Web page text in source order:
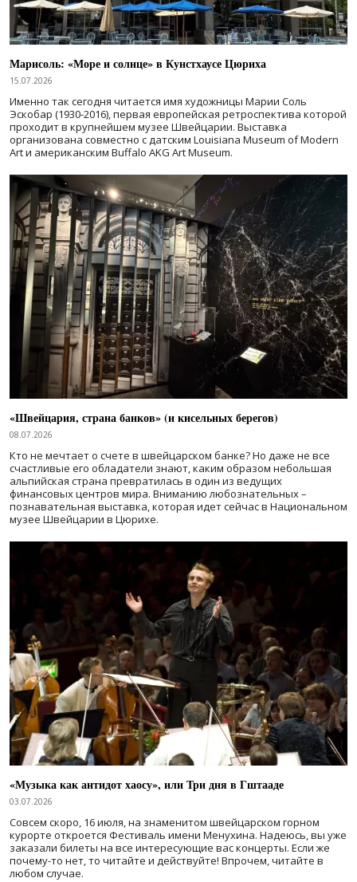
Марисоль: «Море и солнце» в Кунстхаусе Цюриха
15.07.2026
Именно так сегодня читается имя художницы Марии Соль
Эскобар (1930-2016), первая европейская ретроспектива которой
проходит в крупнейшем музее Швейцарии. Выставка
организована совместно с датским Louisiana Museum of Modern
Art и американским Buffalo AKG Art Museum.
«Швейцария, страна банков» (и кисельных берегов)
08.07.2026
Кто не мечтает о счете в швейцарском банке? Но даже не все
счастливые его обладатели знают, каким образом небольшая
альпийская страна превратилась в один из ведущих
финансовых центров мира. Вниманию любознательных –
познавательная выставка, которая идет сейчас в Национальном
музее Швейцарии в Цюрихе.
«Музыка как антидот хаосу», или Три дня в Гштааде
03.07.2026
Совсем скоро, 16 июля, на знаменитом швейцарском горном
курорте откроется Фестиваль имени Менухина. Надеюсь, вы уже
заказали билеты на все интересующие вас концерты. Если же
почему-то нет, то читайте и действуйте! Впрочем, читайте в
любом случае.